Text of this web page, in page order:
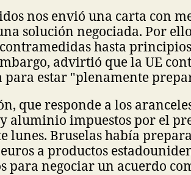
nos envió una carta con
solución negociada. Por
hasta
advirtió que la UE
para estar "plenamente
que responde a los
aluminio impuestos por el
lunes. Bruselas había
a productos
para negociar un acuerdo